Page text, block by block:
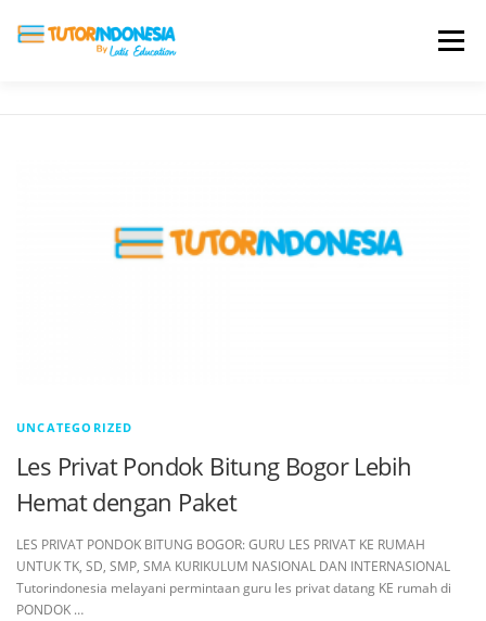
Menu
UNCATEGORIZED
Les Privat Pondok Bitung Bogor Lebih
Hemat dengan Paket
LES PRIVAT PONDOK BITUNG BOGOR: GURU LES PRIVAT KE RUMAH
UNTUK TK, SD, SMP, SMA KURIKULUM NASIONAL DAN INTERNASIONAL
Tutorindonesia melayani permintaan guru les privat datang KE rumah di
PONDOK …